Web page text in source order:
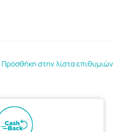
Πρόσθήκη στην λίστα επιθυμιών